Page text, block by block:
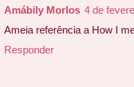
Amábily Morlos 4 de
Ameia referência a How I
Responder